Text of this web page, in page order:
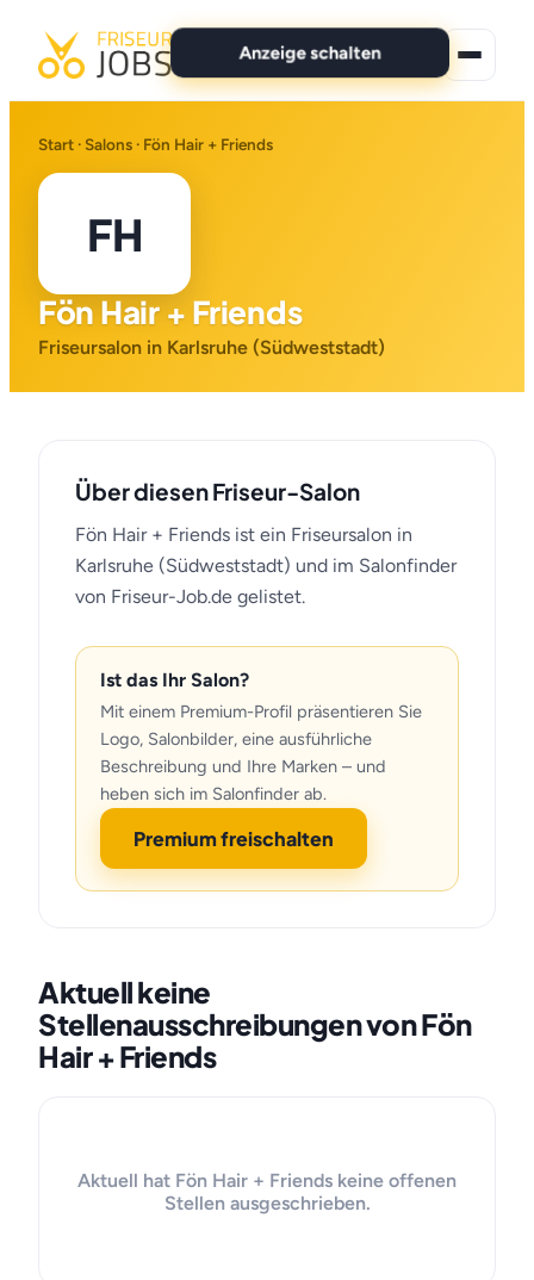
Anzeige schalten
Alle Jobs
Für Bewerber
Marken
Start · Salons · Fön Hair + Friends
FH
Fön Hair + Friends
Friseursalon in Karlsruhe (Südweststadt)
Über diesen Friseur-Salon
Fön Hair + Friends ist ein Friseursalon in
Karlsruhe (Südweststadt) und im Salonfinder
von Friseur-Job.de gelistet.
Ist das Ihr Salon?
Mit einem Premium-Profil präsentieren Sie
Logo, Salonbilder, eine ausführliche
Beschreibung und Ihre Marken – und
heben sich im Salonfinder ab.
Premium freischalten
Aktuell keine
Stellenausschreibungen von Fön
Hair + Friends
Aktuell hat Fön Hair + Friends keine offenen
Stellen ausgeschrieben.